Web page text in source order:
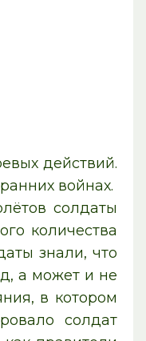
действий.
войнах.
солдаты
количества
знали, что
а может и не
в котором
солдат